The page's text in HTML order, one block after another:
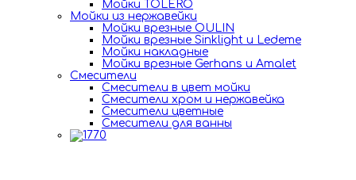
Мойки TOLERO
Мойки из нержавейки
Мойки врезные OULIN
Мойки врезные Sinklight и Ledeme
Мойки накладные
Мойки врезные Gerhans и Amalet
Смесители
Смесители в цвет мойки
Смесители хром и нержавейка
Смесители цветные
Смесители для ванны